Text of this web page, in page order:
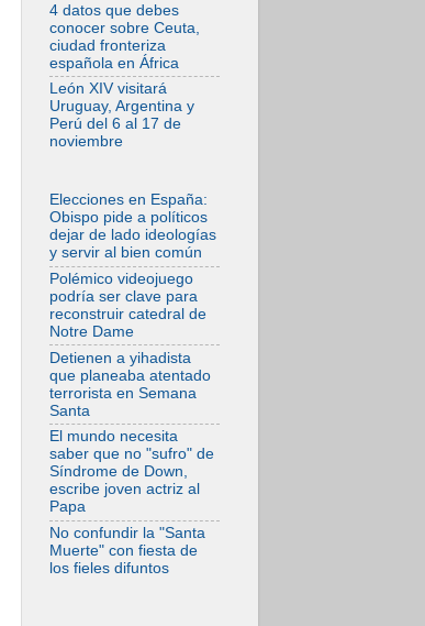
06.08.2026
Sturla: La visita de
León XIV será una
buena noticia para
todo el Uruguay
06.08.2026
León XIV: La
revolución del
separan
06.08.2026
La Iglesia en Ceuta:
caridad y esperanza
frente al drama
migratorio
06.08.2026
La visita del Papa a
Perú será un tiempo
de gracia
reconciliación y
esperanza
4 datos que debes
conocer sobre Ceuta,
ciudad fronteriza
española en África
León XIV visitará
Uruguay, Argentina y
Perú del 6 al 17 de
noviembre
Elecciones en España:
Obispo pide a políticos
dejar de lado ideologías
y servir al bien común
Polémico videojuego
podría ser clave para
reconstruir catedral de
Notre Dame
Detienen a yihadista
que planeaba atentado
terrorista en Semana
Santa
El mundo necesita
saber que no "sufro" de
Síndrome de Down,
escribe joven actriz al
Papa
No confundir la "Santa
Muerte" con fiesta de
los fieles difuntos